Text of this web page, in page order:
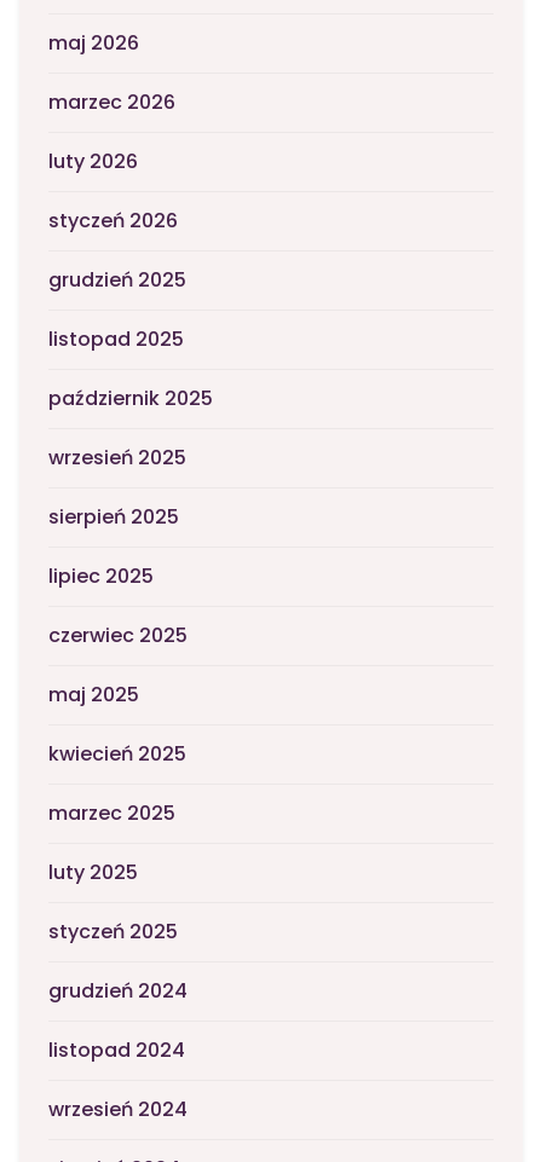
maj 2026
marzec 2026
luty 2026
styczeń 2026
grudzień 2025
listopad 2025
październik 2025
wrzesień 2025
sierpień 2025
lipiec 2025
czerwiec 2025
maj 2025
kwiecień 2025
marzec 2025
luty 2025
styczeń 2025
grudzień 2024
listopad 2024
wrzesień 2024